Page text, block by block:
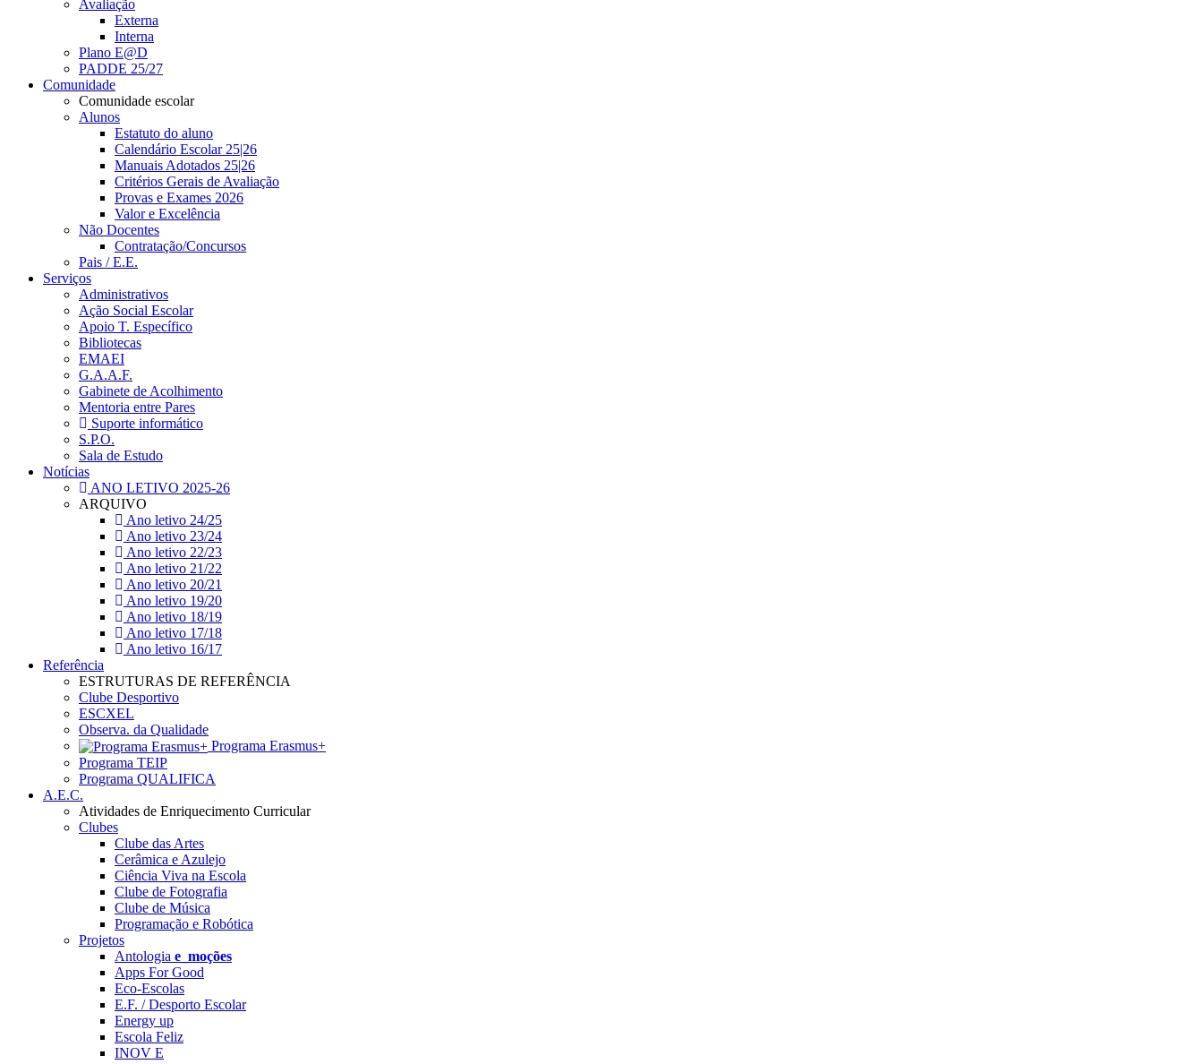
Avaliação
Externa
Interna
Plano E@D
PADDE 25/27
Comunidade
Comunidade escolar
Alunos
Estatuto do aluno
Calendário Escolar 25|26
Manuais Adotados 25|26
Critérios Gerais de Avaliação
Provas e Exames 2026
Valor e Excelência
Não Docentes
Contratação/Concursos
Pais / E.E.
Serviços
Administrativos
Ação Social Escolar
Apoio T. Específico
Bibliotecas
EMAEI
G.A.A.F.
Gabinete de Acolhimento
Mentoria entre Pares
Suporte informático
S.P.O.
Sala de Estudo
Notícias
ANO LETIVO 2025-26
ARQUIVO
Ano letivo 24/25
Ano letivo 23/24
Ano letivo 22/23
Ano letivo 21/22
Ano letivo 20/21
Ano letivo 19/20
Ano letivo 18/19
Ano letivo 17/18
Ano letivo 16/17
Referência
ESTRUTURAS DE REFERÊNCIA
Clube Desportivo
ESCXEL
Observa. da Qualidade
Programa Erasmus+
Programa TEIP
Programa QUALIFICA
A.E.C.
Atividades de Enriquecimento Curricular
Clubes
Clube das Artes
Cerâmica e Azulejo
Ciência Viva na Escola
Clube de Fotografia
Clube de Música
Programação e Robótica
Projetos
Antologia e_moções
Apps For Good
Eco-Escolas
E.F. / Desporto Escolar
Energy up
Escola Feliz
INOV E